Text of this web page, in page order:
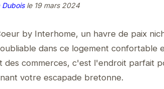
Duboisle 19 mars 2024
by Interhome, un havre de paix
dans ce logement confortable
des commerces, c'est l'endroit parfait
votre escapade bretonne.